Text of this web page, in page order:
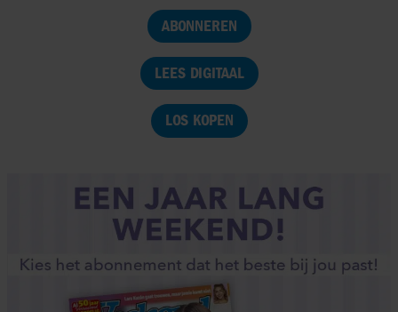
ABONNEREN
LEES DIGITAAL
LOS KOPEN